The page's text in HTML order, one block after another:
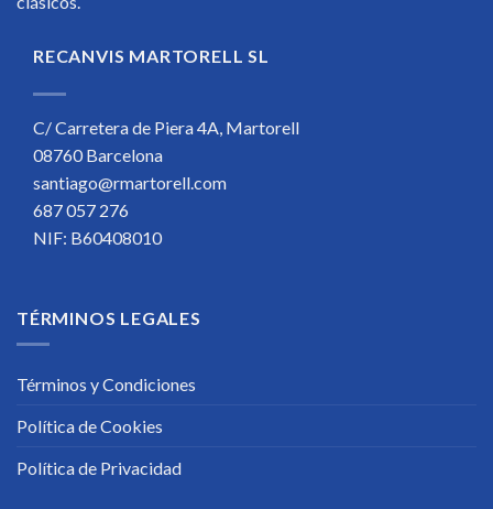
RECANVIS MARTORELL SL
C/ Carretera de Piera 4A, Martorell
08760 Barcelona
santiago@rmartorell.com
687 057 276
NIF: B60408010
TÉRMINOS LEGALES
Términos y Condiciones
Política de Cookies
Política de Privacidad